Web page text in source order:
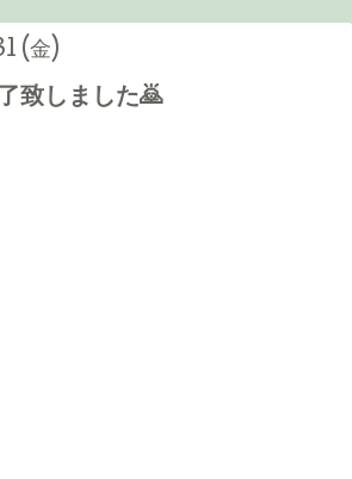
(金)
致しました🙇